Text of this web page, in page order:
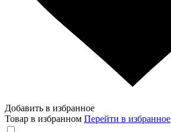
Добавить в избранное
Товар в избранном Перейти в избранное